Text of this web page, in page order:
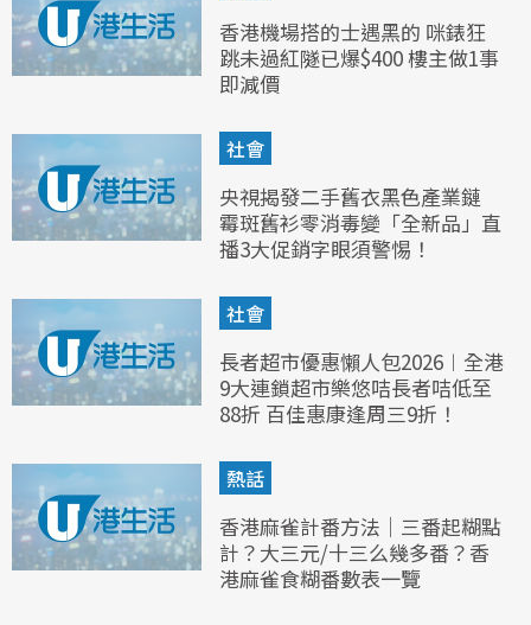
香港機場搭的士遇黑的 咪錶狂
跳未過紅隧已爆$400 樓主做1事
即減價
社會
央視揭發二手舊衣黑色產業鏈
霉斑舊衫零消毒變「全新品」直
播3大促銷字眼須警惕！
社會
長者超市優惠懶人包2026︱全港
9大連鎖超市樂悠咭長者咭低至
88折 百佳惠康逢周三9折！
熱話
香港麻雀計番方法｜三番起糊點
計？大三元/十三么幾多番？香
港麻雀食糊番數表一覽